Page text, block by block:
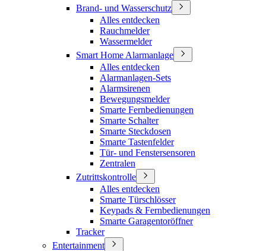
Brand- und Wasserschutz
Alles entdecken
Rauchmelder
Wassermelder
Smart Home Alarmanlage
Alles entdecken
Alarmanlagen-Sets
Alarmsirenen
Bewegungsmelder
Smarte Fernbedienungen
Smarte Schalter
Smarte Steckdosen
Smarte Tastenfelder
Tür- und Fenstersensoren
Zentralen
Zutrittskontrolle
Alles entdecken
Smarte Türschlösser
Keypads & Fernbedienungen
Smarte Garagentoröffner
Tracker
Entertainment